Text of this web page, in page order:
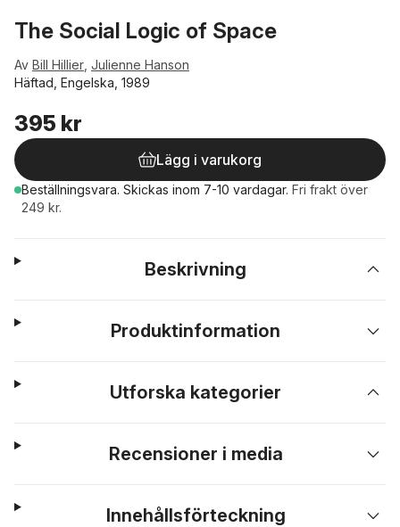
The Social Logic of Space
Av Bill Hillier Julienne Hanson
Häftad, Engelska, 1989
395 kr
Lägg i varukorg
Beställningsvara. Skickas inom 7-10 vardagar. Fri frakt över
249 kr.
Beskrivning
Produktinformation
Utforska kategorier
Recensioner i media
Innehållsförteckning